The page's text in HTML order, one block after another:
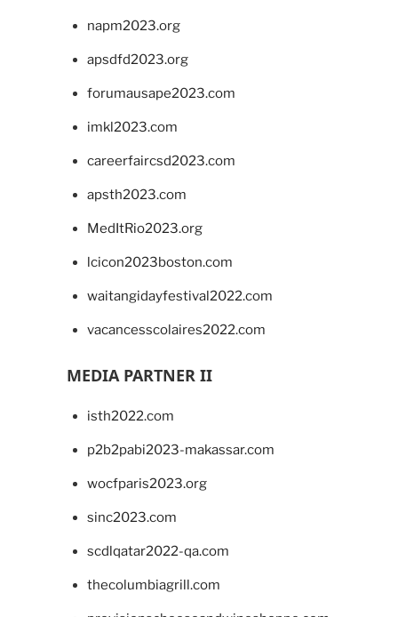
napm2023.org
apsdfd2023.org
forumausape2023.com
imkl2023.com
careerfaircsd2023.com
apsth2023.com
MedItRio2023.org
lcicon2023boston.com
waitangidayfestival2022.com
vacancesscolaires2022.com
MEDIA PARTNER II
isth2022.com
p2b2pabi2023-makassar.com
wocfparis2023.org
sinc2023.com
scdlqatar2022-qa.com
thecolumbiagrill.com